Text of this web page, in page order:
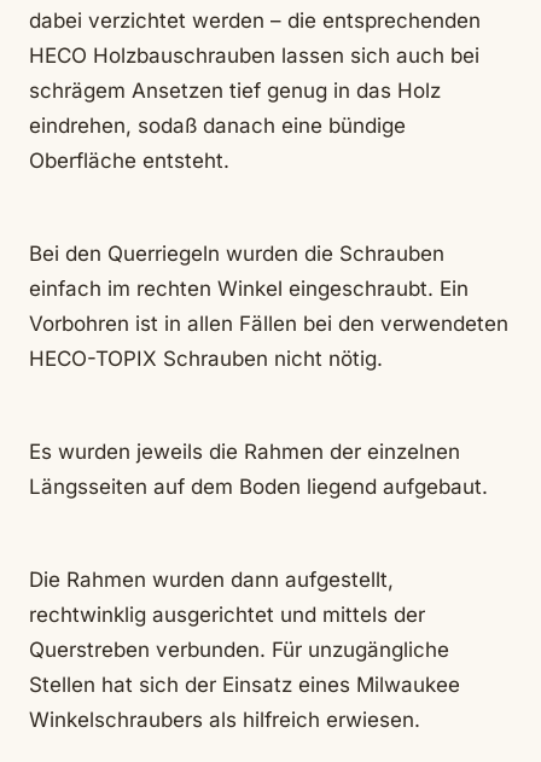
dabei verzichtet werden – die entsprechenden
HECO Holzbauschrauben lassen sich auch bei
schrägem Ansetzen tief genug in das Holz
eindrehen, sodaß danach eine bündige
Oberfläche entsteht.
Bei den Querriegeln wurden die Schrauben
einfach im rechten Winkel eingeschraubt. Ein
Vorbohren ist in allen Fällen bei den verwendeten
HECO-TOPIX Schrauben nicht nötig.
Es wurden jeweils die Rahmen der einzelnen
Längsseiten auf dem Boden liegend aufgebaut.
Die Rahmen wurden dann aufgestellt,
rechtwinklig ausgerichtet und mittels der
Querstreben verbunden. Für unzugängliche
Stellen hat sich der Einsatz eines Milwaukee
Winkelschraubers als hilfreich erwiesen.